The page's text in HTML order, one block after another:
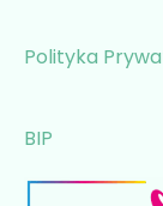
Polityka
BIP